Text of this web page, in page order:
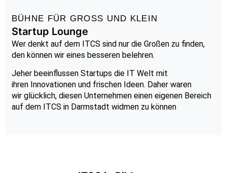
BÜHNE FÜR GROSS UND KLEIN
Startup Lounge
Wer denkt auf dem ITCS sind nur die Großenzu finden,
den können wir eines besseren belehren.
Jeher beeinflussenStartups die IT Welt mit
ihren Innovationenund frischen Ideen. Daher waren
wir glücklich, diesenUnternehmen einen eigenen Bereich
auf dem ITCS in Darmstadt widmenzu können